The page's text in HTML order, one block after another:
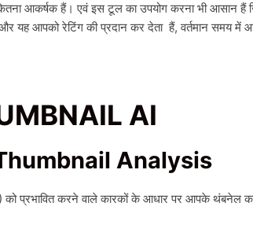
आकर्षक हैं। एवं इस टूल का उपयोग करना भी आसान हैं
आपको रेटिंग की प्रदान कर देता हैं, वर्तमान समय में
AI
Analysis
प्रभावित करने वाले कारकों के आधार पर आपके थंबनेल